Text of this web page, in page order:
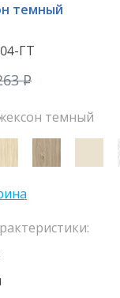
темный
ГТ
P
темный